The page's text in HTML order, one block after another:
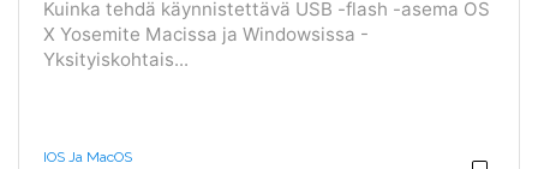
Kuinka tehdä käynnistettävä USB -flash -asema OS
X Yosemite Macissa ja Windowsissa -
Yksityiskohtais...
IOS Ja MacOS